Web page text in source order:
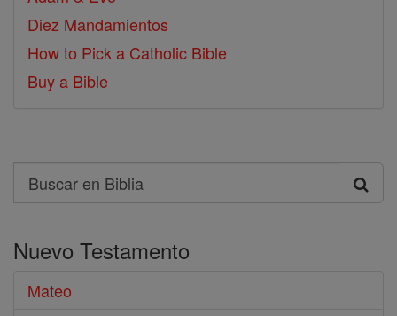
Diez Mandamientos
How to Pick a Catholic Bible
Buy a Bible
Search
Buscar
Biblia
Nuevo Testamento
Mateo